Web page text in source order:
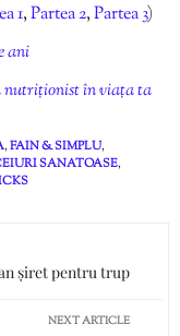
1,Partea 2,Partea 3)
ani
nutriționist în viața ta
,FAIN & SIMPLU,
SANATOASE,
șiret pentru trup
NEXT ARTICLE